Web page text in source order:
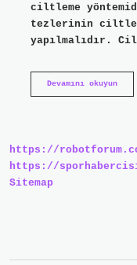
ciltleme
tezlerinin
yapılmalıdır.
Devamını okuyunBez
https://
https://
Sitemap